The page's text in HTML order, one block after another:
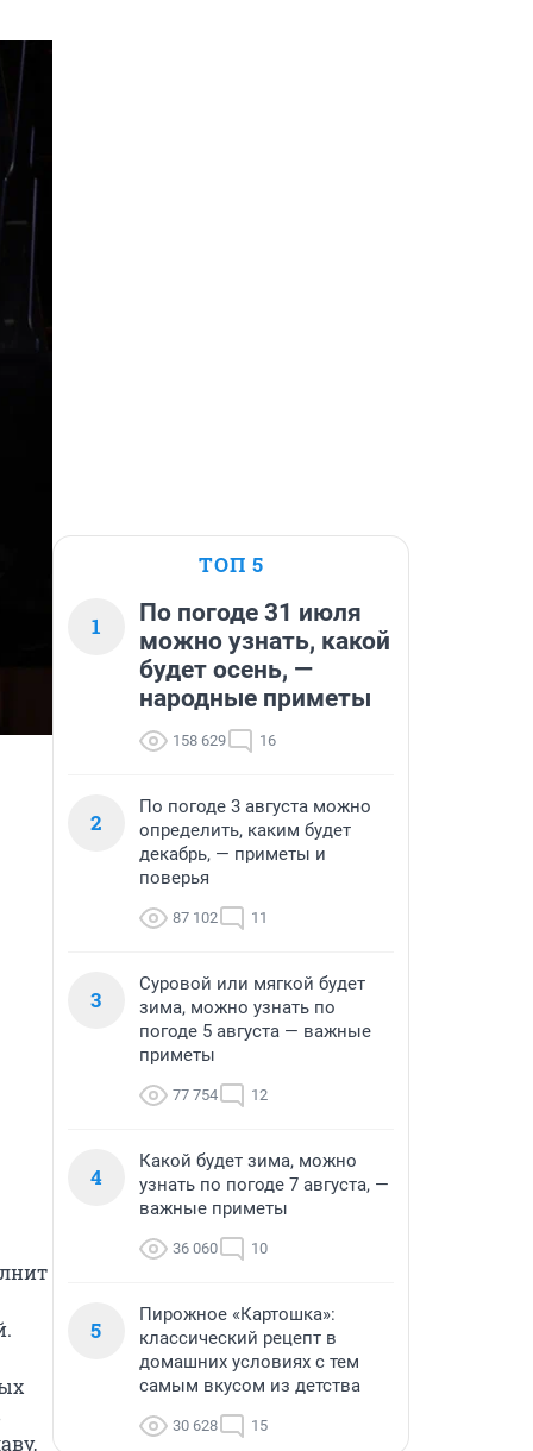
ТОП 5
1
По погоде 31 июля
можно узнать, какой
будет осень, —
народные приметы
158 629 16
2
По погоде 3 августа можно
определить, каким будет
декабрь, — приметы и
поверья
87 102 11
3
Суровой или мягкой будет
зима, можно узнать по
погоде 5 августа — важные
приметы
77 754 12
4
Какой будет зима, можно
узнать по погоде 7 августа, —
важные приметы
36 060 10
5
Пирожное «Картошка»:
классический рецепт в
домашних условиях с тем
самым вкусом из детства
30 628 15